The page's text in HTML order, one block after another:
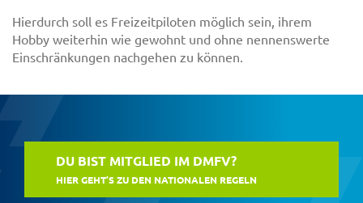
Hierdurch soll es Freizeitpiloten möglich sein, ihrem
Hobby weiterhin wie gewohnt und ohne nennenswerte
Einschränkungen nachgehen zu können.
DU BIST MITGLIED IM DMFV?
HIER GEHT’S ZU DEN NATIONALEN REGELN